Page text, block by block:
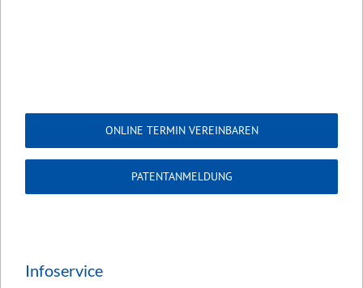
ONLINE TERMIN VEREINBAREN
PATENTANMELDUNG
Infoservice